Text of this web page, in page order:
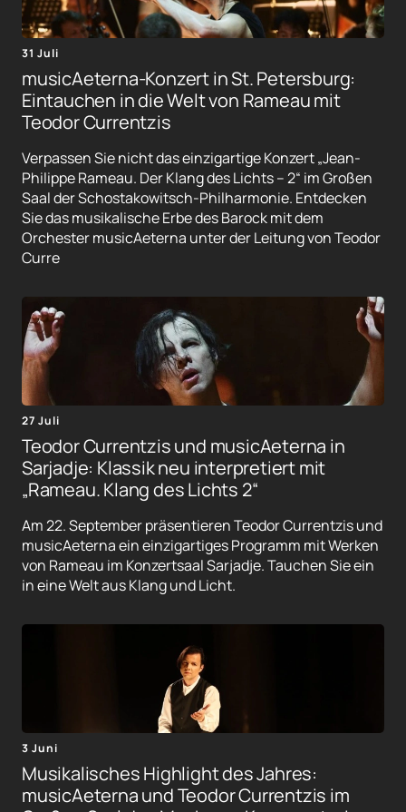
31 Juli
musicAeterna-Konzert in St. Petersburg:
Eintauchen in die Welt von Rameau mit
Teodor Currentzis
Verpassen Sie nicht das einzigartige Konzert „Jean-
Philippe Rameau. Der Klang des Lichts – 2“ im Großen
Saal der Schostakowitsch-Philharmonie. Entdecken
Sie das musikalische Erbe des Barock mit dem
Orchester musicAeterna unter der Leitung von Teodor
Curre
27 Juli
Teodor Currentzis und musicAeterna in
Sarjadje: Klassik neu interpretiert mit
„Rameau. Klang des Lichts 2“
Am 22. September präsentieren Teodor Currentzis und
musicAeterna ein einzigartiges Programm mit Werken
von Rameau im Konzertsaal Sarjadje. Tauchen Sie ein
in eine Welt aus Klang und Licht.
3 Juni
Musikalisches Highlight des Jahres:
musicAeterna und Teodor Currentzis im